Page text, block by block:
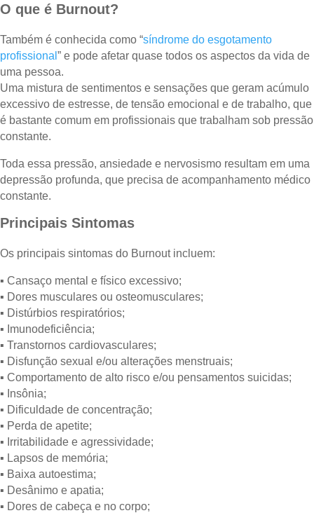
O que é Burnout?
Também é conhecida como “síndrome do esgotamento
profissional ” e pode afetar quase todos os aspectos da vida de
uma pessoa.
Uma mistura de sentimentos e sensações que geram acúmulo
excessivo de estresse, de tensão emocional e de trabalho, que
é bastante comum em profissionais que trabalham sob pressão
constante.
Toda essa pressão, ansiedade e nervosismo resultam em uma
depressão profunda, que precisa de acompanhamento médico
constante.
Principais Sintomas
Os principais sintomas do Burnout incluem:
▪ Cansaço mental e físico excessivo;
▪ Dores musculares ou osteomusculares;
▪ Distúrbios respiratórios;
▪ Imunodeficiência;
▪ Transtornos cardiovasculares;
▪ Disfunção sexual e/ou alterações menstruais;
▪ Comportamento de alto risco e/ou pensamentos suicidas;
▪ Insônia;
▪ Dificuldade de concentração;
▪ Perda de apetite;
▪ Irritabilidade e agressividade;
▪ Lapsos de memória;
▪ Baixa autoestima;
▪ Desânimo e apatia;
▪ Dores de cabeça e no corpo;